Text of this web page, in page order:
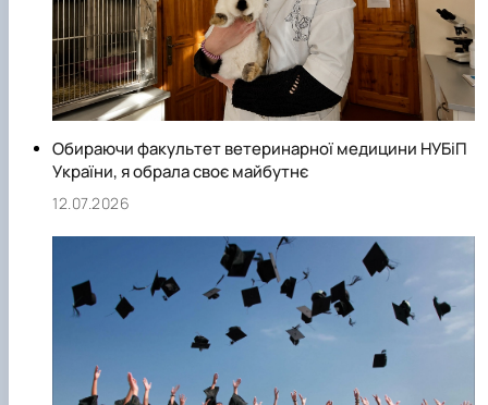
Обираючи факультет ветеринарної медицини НУБіП
України, я обрала своє майбутнє
12.07.2026